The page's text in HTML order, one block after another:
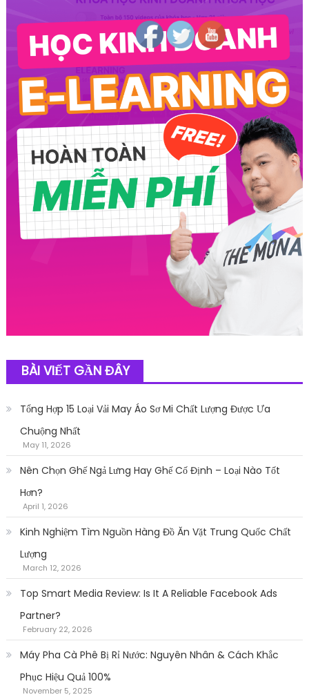
BÀI VIẾT GẦN ĐÂY
Tổng Hợp 15 Loại Vải May Áo Sơ Mi Chất Lượng Được Ưa
Chuộng Nhất
May 11, 2026
Nên Chọn Ghế Ngả Lưng Hay Ghế Cố Định – Loại Nào Tốt
Hơn?
April 1, 2026
Kinh Nghiệm Tìm Nguồn Hàng Đồ Ăn Vặt Trung Quốc Chất
Lượng
March 12, 2026
Top Smart Media Review: Is It A Reliable Facebook Ads
Partner?
February 22, 2026
Máy Pha Cà Phê Bị Rỉ Nước: Nguyên Nhân & Cách Khắc
Phục Hiệu Quả 100%
November 5, 2025